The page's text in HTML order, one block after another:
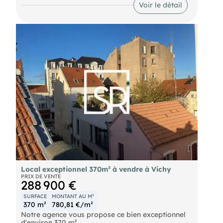
loyer annuel de 19200 € ht hc (+ environ 1000 €
taxe foncière de 2300 € à la charge du bailleur.
Une très belle rentabilité pour ce bien, photos sur
demande.
contactez PRO
- Prix de vente : 121000 € F.A.I
- Taxe foncière : 2300 € Bailleur
- Honoraires : 11000 € TTC
Voir le détail
Local exceptionnel 370m² à vendre à Vichy
PRIX DE VENTE
288 900 €
SURFACE
370 m²
MONTANT AU M²
780,81 €/m²
Notre agence vous propose ce bien exceptionnel